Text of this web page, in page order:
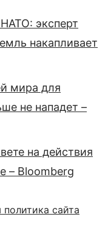
эксперт
накапливает
мира для
не нападет –
на действия
– Bloomberg
сайта